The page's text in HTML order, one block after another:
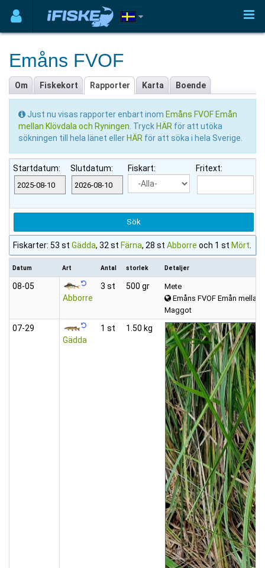
Emåns FVOF
Om Fiskekort Rapporter Karta Boende
Just nu visas rapporter enbart inom Emåns FVOF Emån
mellan Klövdala och Ryningen . Tryck HÄR för att utöka
sökningen till hela länet eller HÄR för att söka i hela Sverige.
Startdatum: Slutdatum: Fiskart: Fritext:
Fiskarter: 53 st Gädda, 32 st Färna, 28 st Abborre och 1 st Mört
Datum Art Antal storlek Detaljer
08‑05
Abborre
3 st 500 gr
Mete
Emåns FVOF Emån
Maggot
07‑29
Gädda
1 st 1.50 kg